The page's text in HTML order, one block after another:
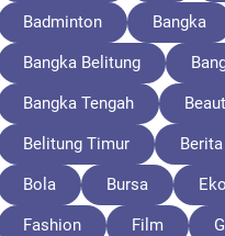
Badminton Bangka
Bangka Belitung
Bangka Tengah
Belitung Timur Berita
Bola Bursa
Fashion Film